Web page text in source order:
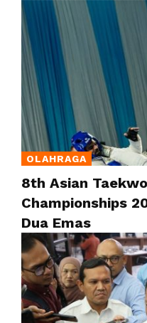
OLAHRAGA
8th Asian
Championships
Dua Emas